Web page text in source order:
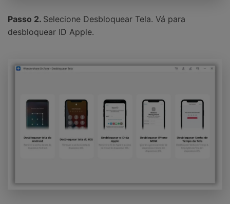
Passo 2. Selecione Desbloquear Tela. Vá para
desbloquear ID Apple.